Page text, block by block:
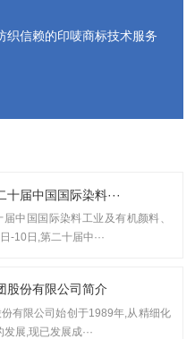
织信赖的印唛商标技术服务
届中国国际染料···
中国国际染料工业及有机颜料、
-10日,第二十届中···
股份有限公司简介
有限公司始创于1989年,从精细化
展,现已发展成···